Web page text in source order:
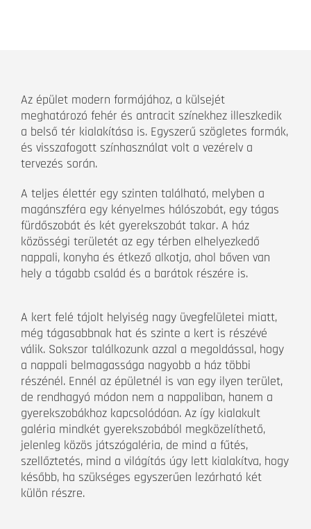
Az épület modern formájához, a külsejét
meghatározó fehér és antracit színekhez illeszkedik
a belső tér kialakítása is. Egyszerű szögletes formák,
és visszafogott színhasználat volt a vezérelv a
tervezés során.
A teljes élettér egy szinten található, melyben a
magánszféra egy kényelmes hálószobát, egy tágas
fürdőszobát és két gyerekszobát takar. A ház
közösségi területét az egy térben elhelyezkedő
nappali, konyha és étkező alkotja, ahol bőven van
hely a tágabb család és a barátok részére is.
A kert felé tájolt helyiség nagy üvegfelületei miatt,
még tágasabbnak hat és szinte a kert is részévé
válik. Sokszor találkozunk azzal a megoldással, hogy
a nappali belmagassága nagyobb a ház többi
részénél. Ennél az épületnél is van egy ilyen terület,
de rendhagyó módon nem a nappaliban, hanem a
gyerekszobákhoz kapcsolódóan. Az így kialakult
galéria mindkét gyerekszobából megközelíthető,
jelenleg közös játszógaléria, de mind a fűtés,
szellőztetés, mind a világítás úgy lett kialakítva, hogy
később, ha szükséges egyszerűen lezárható két
külön részre.